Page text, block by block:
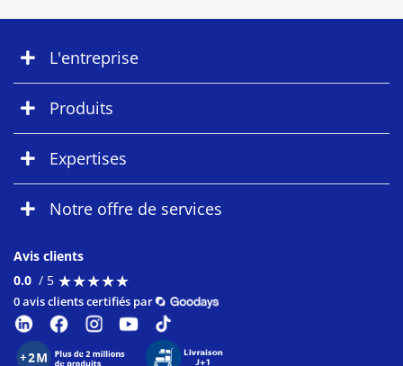
L'entreprise
Produits
Expertises
Notre offre de services
Avis clients
0.0 / 5 ★★★★★
★★★★★
0 avis clients certifiés par